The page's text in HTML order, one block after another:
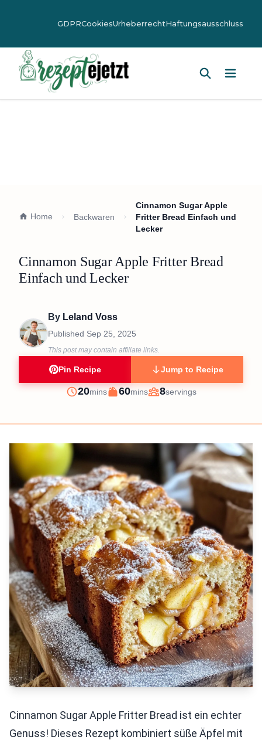
GDPRCookiesUrheberrechtHaftungsausschluss
Home Backwaren
Cinnamon Sugar Apple
Fritter Bread Einfach und
Lecker
Cinnamon Sugar Apple Fritter Bread
Einfach und Lecker
By Leland Voss
Published Sep 25, 2025
This post may contain affiliate links.
Pin Recipe Jump to Recipe
Prep
20minutes
mins
Cook
60minutes
mins
Servings
8servings
Cinnamon Sugar Apple Fritter Bread ist ein echter
Genuss! Dieses Rezept kombiniert süße Äpfel mit